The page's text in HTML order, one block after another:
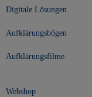
Digitale Lösungen
Aufklärungsbögen
Aufklärungsfilme
Webshop